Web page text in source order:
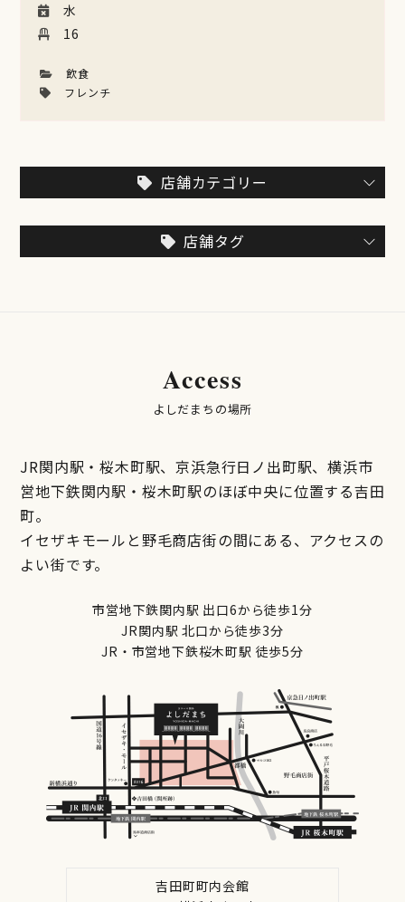
水
16
飲食
フレンチ
店舗カテゴリー
店舗タグ
Access
よしだまちの場所
JR関内駅・桜木町駅、京浜急行日ノ出町駅、横浜市
営地下鉄関内駅・桜木町駅のほぼ中央に位置する吉田
町。
イセザキモールと野毛商店街の間にある、アクセスの
よい街です。
市営地下鉄関内駅 出口6から徒歩1分
JR関内駅 北口から徒歩3分
JR・市営地下鉄桜木町駅 徒歩5分
吉田町町内会館